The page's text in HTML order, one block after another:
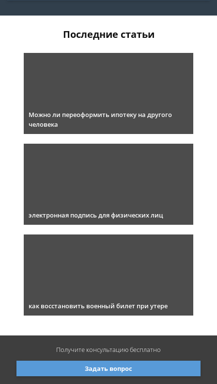
Последние статьи
Можно ли переоформить ипотеку на другого
человека
электронная подпись для физических лиц
как восстановить военный билет при утере
Задать вопрос
Получите консультациюбесплатно